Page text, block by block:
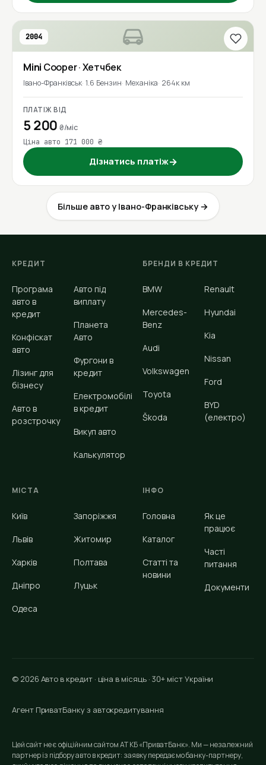
2004
Mini Cooper· Хетчбек
Івано-Франківськ 1.6 Бензин Механіка 264к км
ПЛАТІЖ ВІД
5 200₴/міс
Ціна авто 171 000 ₴
Дізнатись платіж→
Більше авто у Івано-Франківську →
КРЕДИТ
Програма
авто в
кредит
Конфіскат
авто
Лізинг для
бізнесу
Авто в
розстрочку
Авто під
виплату
Планета
Авто
Фургони в
кредит
Електромобілі
в кредит
Викуп авто
Калькулятор
БРЕНДИ В КРЕДИТ
BMW
Mercedes-
Benz
Audi
Volkswagen
Toyota
Škoda
Renault
Hyundai
Kia
Nissan
Ford
BYD
(електро)
МІСТА
Київ
Львів
Харків
Дніпро
Одеса
Запоріжжя
Житомир
Полтава
Луцьк
ІНФО
Головна
Каталог
Статті та
новини
Як це
працює
Часті
питання
Документи
© 2026 Авто в кредит · ціна в місяць · 30+ міст України
Агент ПриватБанку з автокредитування
Цей сайт не є офіційним сайтом АТ КБ «ПриватБанк». Ми — незалежний
партнер із підбору авто в кредит: заявку передаємо банку-партнеру,